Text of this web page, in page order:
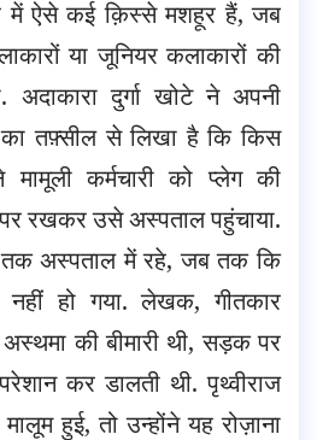
में ऐसे कई क़िस्से मशहूर हैं, जब
या जूनियर कलाकारों की
दुर्गा खोटे ने अपनी
तफ़्सील से लिखा है कि किस
कर्मचारी को प्लेग की
रखकर उसे अस्पताल पहुंचाया.
तक अस्पताल में रहे, जब तक कि
नहीं हो गया. लेखक, गीतकार
की बीमारी थी, सड़क पर
कर डालती थी. पृथ्वीराज
हुई, तो उन्होंने यह रोज़ाना